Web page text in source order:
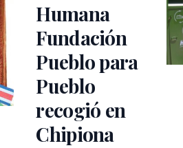
Humana
Fundación
Pueblo para
Pueblo
recogió en
Chipiona